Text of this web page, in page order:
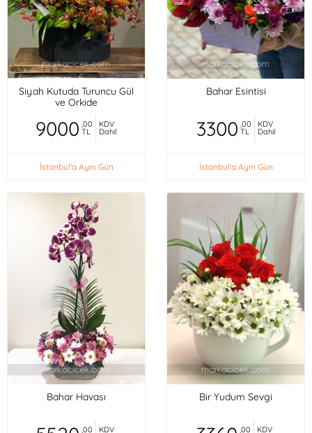
Siyah Kutuda Turuncu Gül
ve Orkide
9000 ,00
TL
KDV
Dahil
İstanbul'a Aynı Gün
Bahar Esintisi
3300 ,00
TL
KDV
Dahil
İstanbul'a Aynı Gün
Bahar Havası
,00 KDV
Bir Yudum Sevgi
,00 KDV